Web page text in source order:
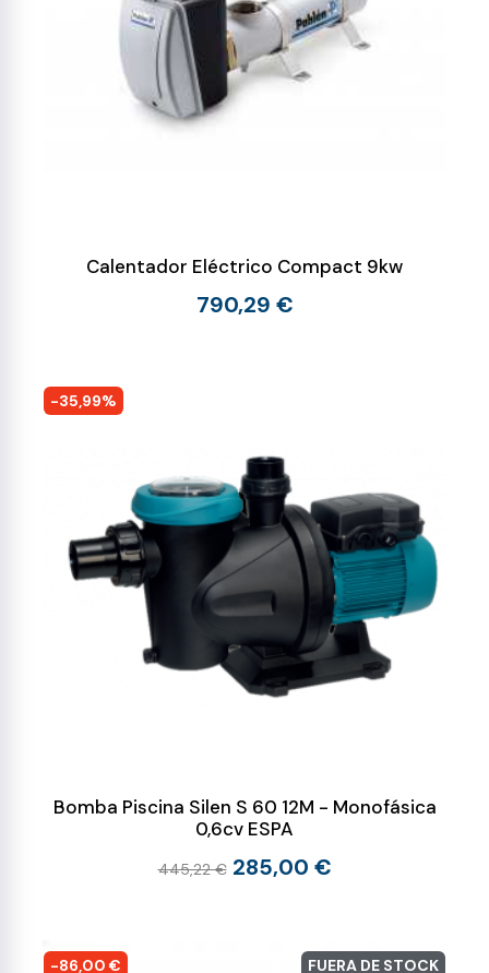
Calentador Eléctrico Compact 9kw
790,29 €
-35,99%
Bomba Piscina Silen S 60 12M - Monofásica
0,6cv ESPA
445,22 € 285,00 €
-86,00 € FUERA DE STOCK